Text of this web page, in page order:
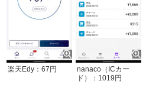
楽天Edy：67円
nanaco（ICカー
ド）：1019円